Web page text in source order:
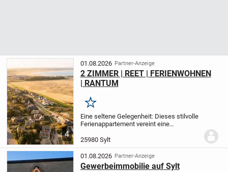
4
01.08.2026 Partner-Anzeige
2 ZIMMER | REET | FERIENWOHNEN
| RANTUM
Merken
Eine seltene Gelegenheit: Dieses stilvolle
Ferienappartement vereint eine
langjährige Vermietungshistorie mit
Stammgästen und eine hochwertige
Bauweise aus dem Jahr...
25980 Sylt
01.08.2026 Partner-Anzeige
Gewerbeimmobilie auf Sylt